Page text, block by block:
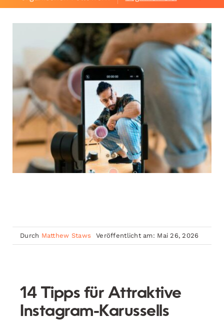
Durch Matthew Staws Veröffentlicht am: Mai 26, 2026
14 Tipps für Attraktive
Instagram-Karussells